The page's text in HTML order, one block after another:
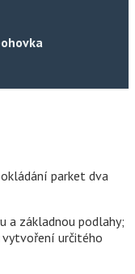
parket dva
a základnou podlahy;
vytvoření určitého